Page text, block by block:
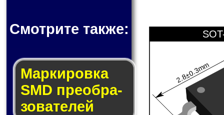
Смотрите также:
Мар­ки­ров­ка
SMD пре­об­ра­
зо­ва­те­лей
2.8±0.3mm